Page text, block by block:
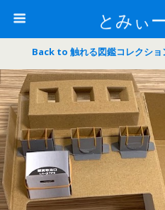
とみぃ
Back to 触れる図鑑コレクショ